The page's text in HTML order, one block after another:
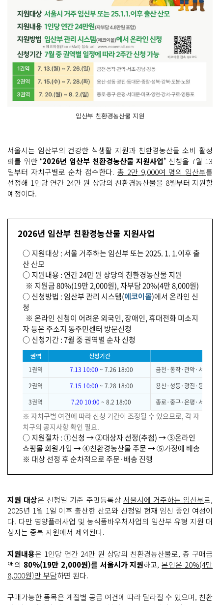
임산부 친환경농산물 지원
서울시는 임산부의 건강한 식생활 지원과 친환경농산물 소비 활성
화를 위한 ‘2026년 임산부 친환경농산물 지원사업’ 신청을 7월 13
일부터 자치구별로 순차 접수한다. 총 2만 9,000여 명의 임산부를
선정해 1인당 연간 24만 원 상당의 친환경농산물을 8월부터 지원할
예정이다.
2026년 임산부 친환경농산물 지원사업
○ 지원대상 : 서울 거주하는 임신부 또는 2025. 1. 1.이후 출
산 산모
○ 지원내용 : 연간 24만 원 상당의 친환경농산물 지원
※ 지원금 80%(19만 2,000원), 자부담 20%(4만 8,000원)
○ 신청방법 : 임산부 관리 시스템(에코이몰)에서 온라인 신
청
※ 온라인 신청이 어려운 외국인, 장애인, 휴대전화 미소지
자 등은 주소지 동주민센터 방문신청
○ 신청기간 : 7월 중 권역별 순차 신청
권역 신청기간
1권역 7.13 10:00 ~ 7.26 18:00
금천·동작·관악·서초·
2권역
7.15 10:00 ~ 7.28 18:00
용산·성동·광진·동대문
3권역
7.20 10:00 ~ 8.2 18:00 종로·중구·은평·서대문
※ 자치구별 여건에 따라 신청 기간이 조정될 수 있으므로, 각 자
치구의 공지사항 확인 필요.
○ 지원절차 : ①신청 → ②대상자 선정(추첨) → ③온라인
쇼핑몰 회원가입 → ④친환경농산물 주문 → ⑤가정에 배송
※ 대상 선정 후 순차적으로 주문·배송 진행
지원 대상은 신청일 기준 주민등록상 서울시에 거주하는 임산부로,
2025년 1월 1일 이후 출산한 산모와 신청일 현재 임신 중인 여성이
다. 다만 영양플러사업 및 농식품바우처사업의 임산부 유형 지원 대
상자는 중복 지원에서 제외된다.
지원내용은 1인당 연간 24만 원 상당의 친환경농산물로, 총 구매금
액의 80%(19만 2,000원)를 서울시가 지원하고,본인은 20%(4만
8,000원)만 부담하면 된다.
구매가능한 품목은 계절별 공급 여건에 따라 달라질 수 있으며, 친환